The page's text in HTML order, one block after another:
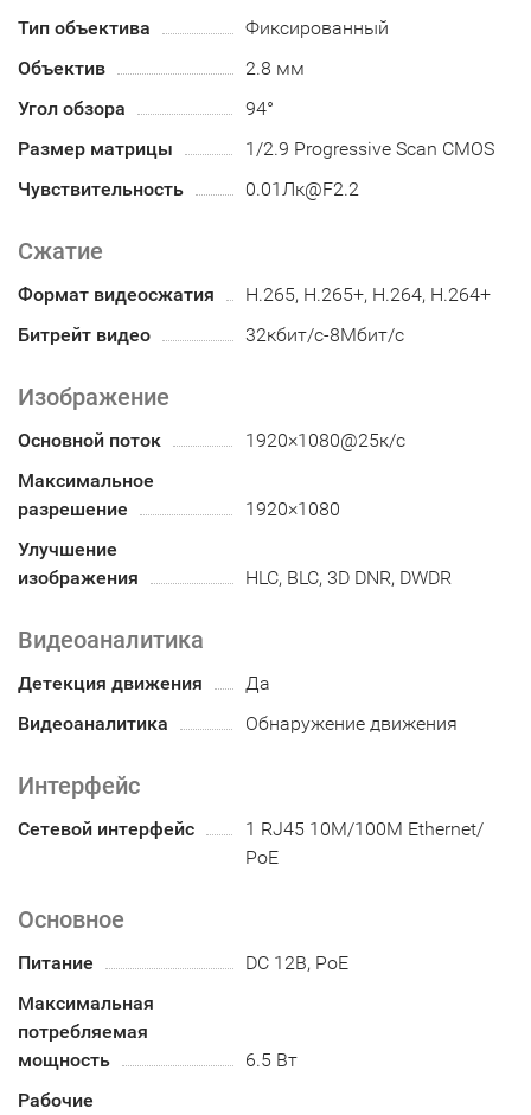
Тип объектива
Фиксированный
Объектив
2.8 мм
Угол обзора
94°
Размер матрицы
1/2.9 Progressive Scan CMOS
Чувствительность
0.01Лк@F2.2
Сжатие
Формат видеосжатия
H.265, H.265+, H.264, H.264+
Битрейт видео
32кбит/с-8Мбит/с
Изображение
Основной поток
1920×1080@25к/с
Максимальное
разрешение
1920×1080
Улучшение
изображения
HLC, BLC, 3D DNR, DWDR
Видеоаналитика
Детекция движения
Да
Видеоаналитика
Обнаружение движения
Интерфейс
Сетевой интерфейс
1 RJ45 10M/100M Ethernet/
PoE
Основное
Питание
DC 12В, PoE
Максимальная
потребляемая
мощность
6.5 Вт
Рабочие